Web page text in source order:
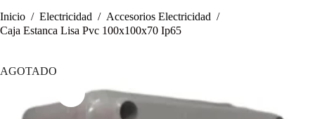
Inicio / Electricidad / Accesorios Electricidad /
Caja Estanca Lisa Pvc 100x100x70 Ip65
AGOTADO